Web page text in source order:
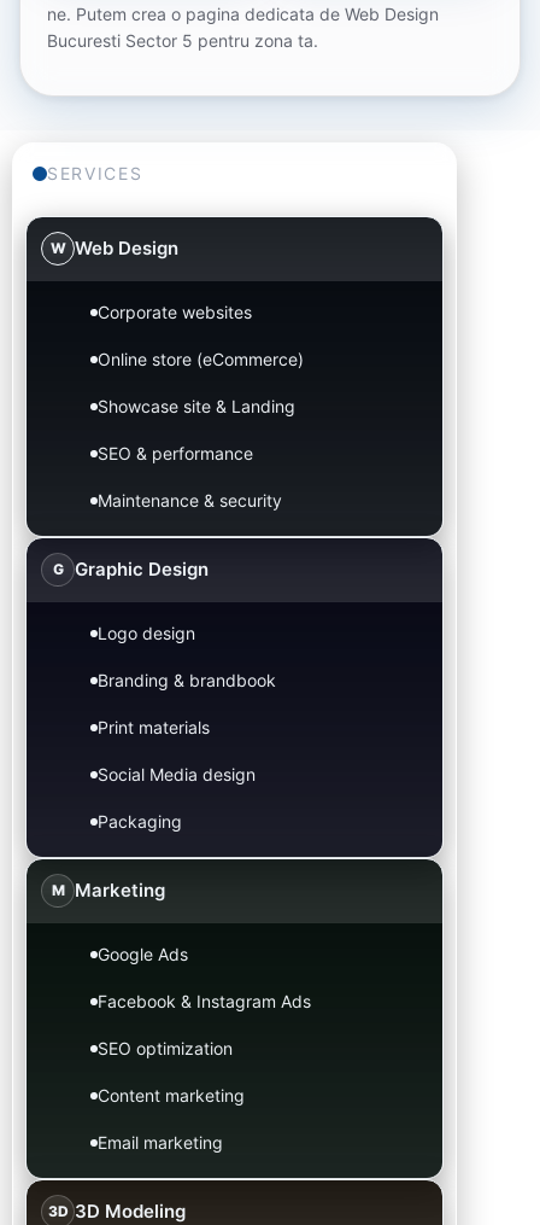
ne. Putem crea o pagina dedicata de Web Design
Bucuresti Sector 5 pentru zona ta.
SERVICES
W Web Design
Corporate websites
Online store (eCommerce)
Showcase site & Landing
SEO & performance
Maintenance & security
G Graphic Design
Logo design
Branding & brandbook
Print materials
Social Media design
Packaging
M Marketing
Google Ads
Facebook & Instagram Ads
SEO optimization
Content marketing
Email marketing
3D 3D Modeling